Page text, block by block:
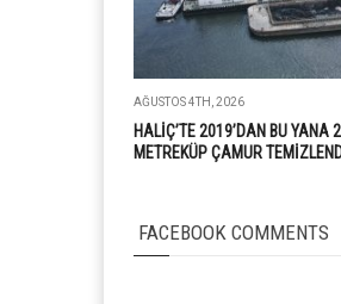
AĞUSTOS 4TH, 2026
HALİÇ’TE 2019’DAN BU YANA
METREKÜP ÇAMUR
FACEBOOK COMMENTS